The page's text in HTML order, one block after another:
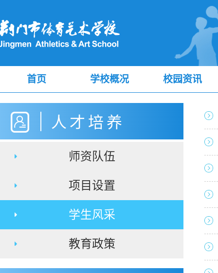
首页 学校概况 校园资讯
人才培养
师资队伍
项目设置
学生风采
教育政策